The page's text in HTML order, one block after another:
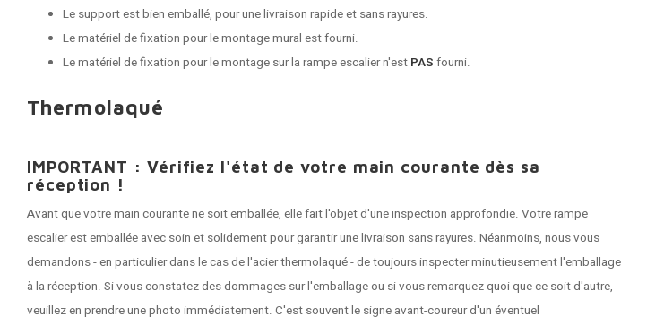
Le support est bien emballé, pour une livraison rapide et sans rayures.
Le matériel de fixation pour le montage mural est fourni.
Le matériel de fixation pour le montage sur la rampe escalier n'est PAS fourni.
Thermolaqué
IMPORTANT : Vérifiez l'état de votre main courante dès sa
réception !
Avant que votre main courante ne soit emballée, elle fait l'objet d'une inspection approfondie. Votre rampe
escalier est emballée avec soin et solidement pour garantir une livraison sans rayures. Néanmoins, nous vous
demandons - en particulier dans le cas de l'acier thermolaqué - de toujours inspecter minutieusement l'emballage
à la réception. Si vous constatez des dommages sur l'emballage ou si vous remarquez quoi que ce soit d'autre,
veuillez en prendre une photo immédiatement. C'est souvent le signe avant-coureur d'un éventuel